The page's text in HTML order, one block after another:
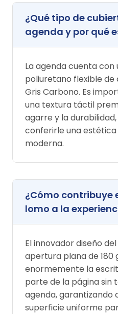
¿Qué tipo de
agenda y por qué
La agenda cuenta
poliuretano flexible
Gris Carbono. Es
una textura táctil
agarre y la
conferirle una
moderna.
¿Cómo contribuye
lomo a la
El innovador diseño
apertura plana de 180
enormemente la
parte de la página sin
agenda, garantizando
superficie uniforme